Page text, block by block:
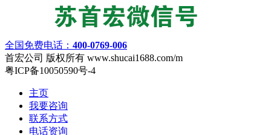
全国免费电话： 400-0769-006
首宏公司 版权所有 www.shucai1688.com/m
粤ICP备10050590号-4
主页
我要咨询
联系方式
电话资询